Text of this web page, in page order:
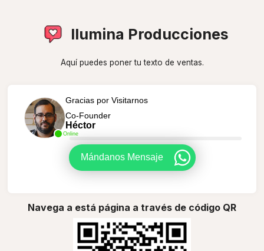
Ilumina Producciones
Aquí puedes poner tu texto de ventas.
Online
Gracias por Visitarnos
Co-Founder
Héctor
Mándanos Mensaje
Navega a está página a través de código QR